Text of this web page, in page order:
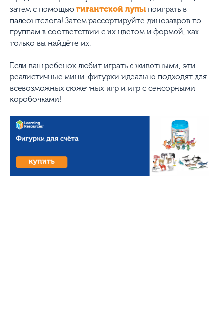
затем с помощью гигантской лупыпоиграть в
палеонтолога! Затем рассортируйте динозавров по
группам в соответствии с их цветом и формой, как
только вы найдёте их.
Если ваш ребенок любит играть с животными, эти
реалистичные мини-фигурки идеально подходят для
всевозможных сюжетных игр и игр с сенсорными
коробочками!